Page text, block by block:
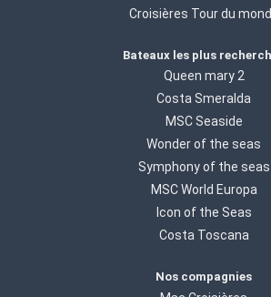
Croisières Tour du
Bateaux les plus
Queen mary 2
Costa Smeralda
MSC Seaside
Wonder of the seas
Symphony of the seas
MSC World Europa
Icon of the Seas
Costa Toscana
Nos compagnies